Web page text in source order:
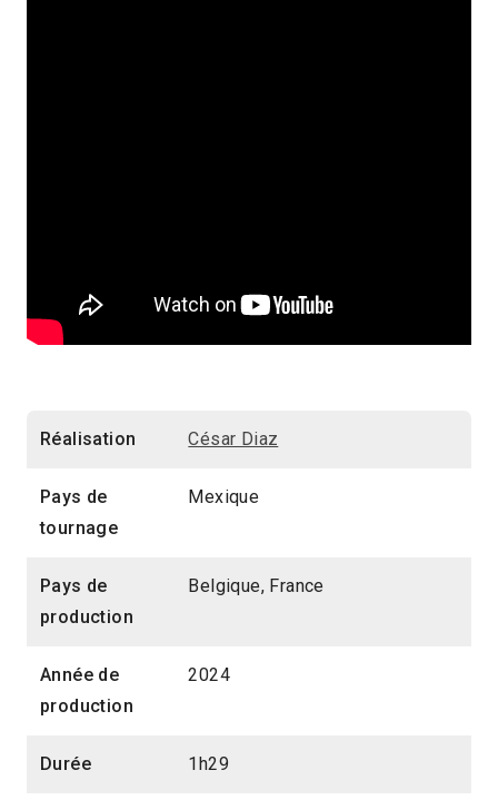
Réalisation César Diaz
Pays de
tournage
Mexique
Pays de
production
Belgique, France
Année de
production
2024
Durée 1h29